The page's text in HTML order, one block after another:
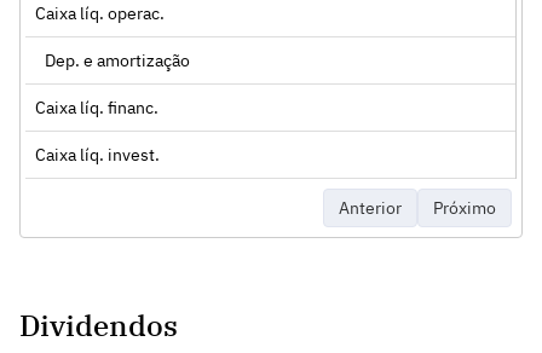
Caixa líq. operac.
Dep. e amortização
Caixa líq. financ.
Caixa líq. invest.
Anterior Próximo
Dividendos